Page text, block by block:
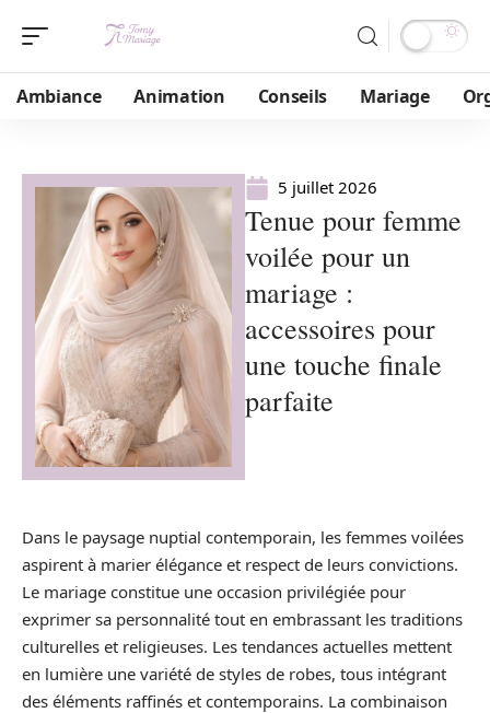
Ambiance Animation Conseils Mariage
5 juillet 2026
Tenue pour femme
voilée pour un
mariage :
accessoires pour
une touche finale
parfaite
Dans le paysage nuptial contemporain, les femmes voilées
aspirent à marier élégance et respect de leurs convictions.
Le mariage constitue une occasion privilégiée pour
exprimer sa personnalité tout en embrassant les traditions
culturelles et religieuses. Les tendances actuelles mettent
en lumière une variété de styles de robes, tous intégrant
des éléments raffinés et contemporains. La combinaison